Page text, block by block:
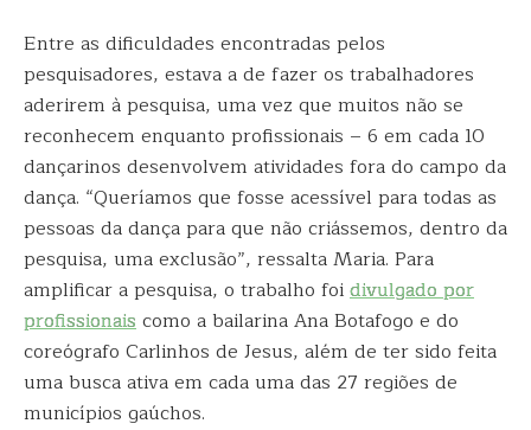
Entre as dificuldades encontradas pelos
pesquisadores, estava a de fazer os trabalhadores
aderirem à pesquisa, uma vez que muitos não se
reconhecem enquanto profissionais – 6 em cada 10
dançarinos desenvolvem atividades fora do campo da
dança. “Queríamos que fosse acessível para todas as
pessoas da dança para que não criássemos, dentro da
pesquisa, uma exclusão”, ressalta Maria. Para
amplificar a pesquisa, o trabalho foidivulgado por
profissionaiscomo a bailarina Ana Botafogo e do
coreógrafo Carlinhos de Jesus, além de ter sido feita
uma busca ativa em cada uma das 27 regiões de
municípios gaúchos.